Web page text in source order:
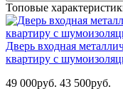
Топовые
Дверь входная
квартиру с
49 000руб. 43 500руб.